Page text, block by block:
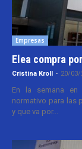
Empresas
Elea compra
Cristina Kroll - 20/03/
En la semana
normativo para las
y que va por...